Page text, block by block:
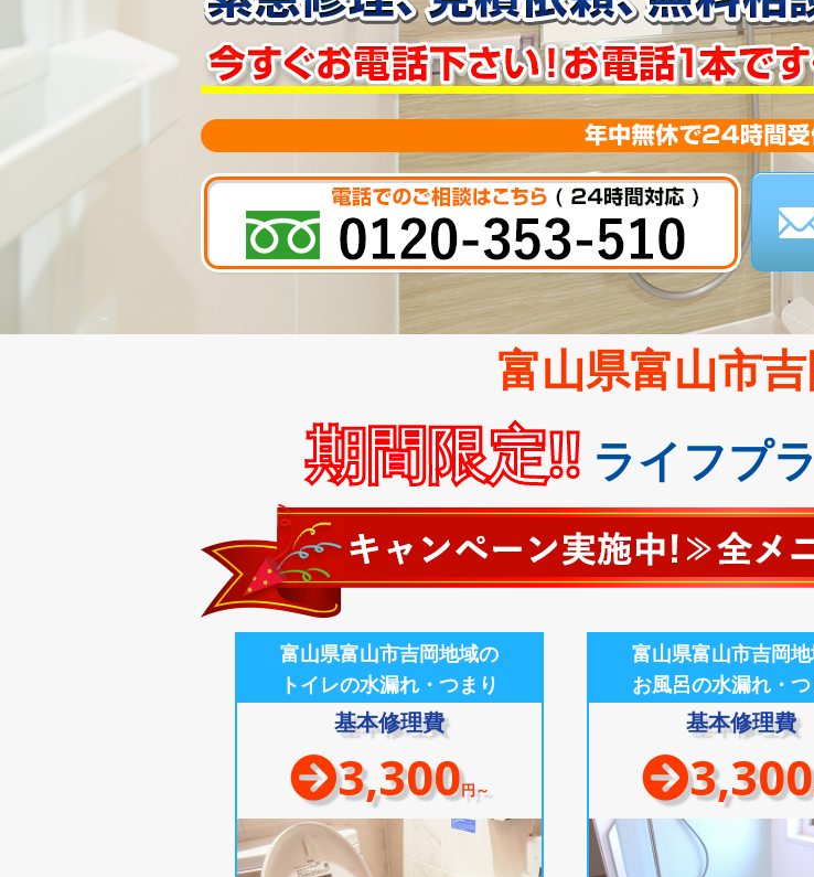
富山県富山市
期間限定!! ライフプ
富山県富山市吉岡地域の
トイレの水漏れ・つまり
基本修理費
3,300円～
富山県富山市吉岡
お風呂の水漏れ・つ
基本修理費
3,300